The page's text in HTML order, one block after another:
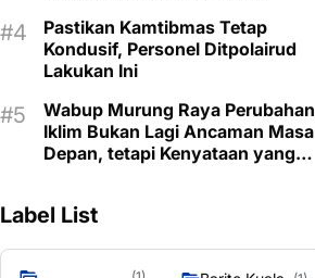
Pastikan Kamtibmas Tetap
Kondusif, Personel Ditpolairud
Lakukan Ini
Wabup Murung Raya Perubahan
Iklim Bukan Lagi Ancaman Masa
Depan, tetapi Kenyataan yang
Label List